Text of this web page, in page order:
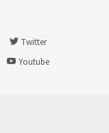
Twitter
Youtube